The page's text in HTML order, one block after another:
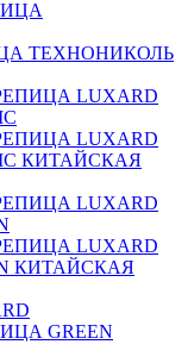
ТЕХНОНИКОЛЬ
LUXARD
LUXARD
КИТАЙСКАЯ
LUXARD
LUXARD
КИТАЙСКАЯ